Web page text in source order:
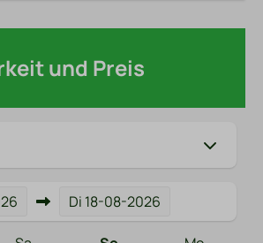
und Preis
Di 18-08-2026